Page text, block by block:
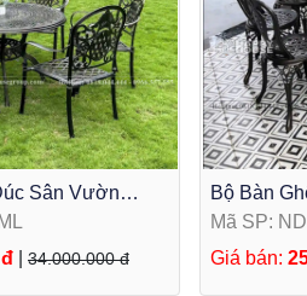
Sân Vườn
6 Ghế
34.000.000 đ
Bộ Bàn
ND150-
Mã SP:
Giá bán: